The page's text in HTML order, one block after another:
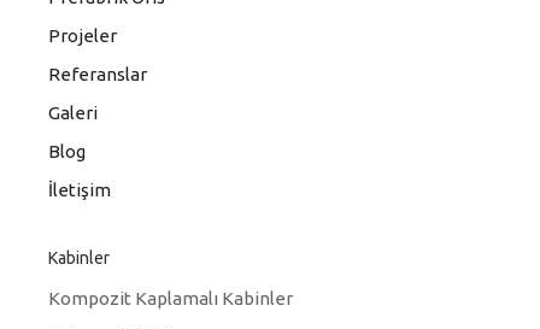
Projeler
Referanslar
Galeri
Blog
İletişim
Kabinler
Kompozit Kaplamalı Kabinler